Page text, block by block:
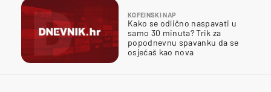
KOFEINSKI NAP
Kako se odlično naspavati u
samo 30 minuta? Trik za
popodnevnu spavanku da se
osjećaš kao nova